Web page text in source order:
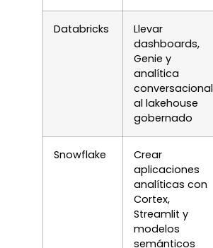
Databricks
Llevar
dashboards,
Genie y
analítica
conversacional
al lakehouse
gobernado
Snowflake
Crear
aplicaciones
analíticas con
Cortex,
Streamlit y
modelos
semánticos